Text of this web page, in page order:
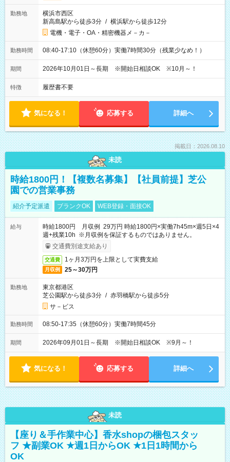
勤務地
横浜市西区
新高島駅から徒歩3分 / 横浜駅から徒歩12分
電機・電子・OA・精密機器メ－カ－
勤務時間 08:40-17:10（休憩60分）実働7時間30分（残業少なめ！）
期間 2026年10月01日～長期 ※開始日相談OK ※10月～！
特徴 履歴書不要
気になる！ 応募する 詳細へ
掲載日：2026.08.10
未読
時給1800円！【複数名募集】【社員前提】芝公
園での営業事務
紹介予定派遣 ブランクOK WEB登録・面接OK
給与
時給1800円 月収例 29万円 時給1800円×実働7h45m×週5日×4
週+残業10h ※月収例を保証するものではありません。
交通費別途支給あり
交通費 1ヶ月3万円を上限として実費支給
月収例 25～30万円
勤務地
東京都港区
芝公園駅から徒歩3分 / 赤羽橋駅から徒歩5分
サ－ビス
勤務時間 08:50-17:35（休憩60分）実働7時間45分
期間 2026年09月01日～長期 ※開始日相談OK ※9月～！
気になる！ 応募する 詳細へ
未読
【座り＆手作業中心】香水shopの梱包スタッ
フ ★副業OK ★週1日からOK ★1日1時間から
OK